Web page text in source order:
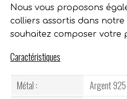
Nous vous proposons
colliers assortis dans notre
souhaitez composer votre
Caractéristiques
Métal :
Argent 925